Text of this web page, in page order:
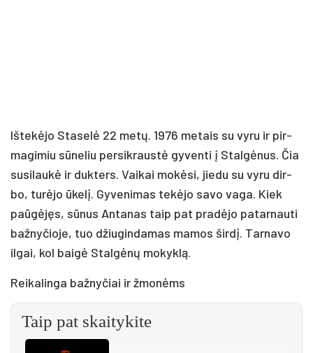
Iš­te­kė­jo Sta­se­lė 22 me­tų. 1976 me­tais su vy­ru ir pir­
ma­gi­miu sū­ne­liu per­si­kraus­tė gy­ven­ti į Stal­gė­nus. Čia
su­si­lau­kė ir duk­ters. Vai­kai mo­kė­si, jie­du su vy­ru dir­
bo, tu­rė­jo ūke­lį. Gy­ve­ni­mas te­kė­jo sa­vo va­ga. Kiek
paū­gė­jęs, sū­nus An­ta­nas taip pat pra­dė­jo pa­tar­nau­ti
baž­ny­čio­je, tuo džiu­gin­da­mas ma­mos šir­dį. Tar­na­vo
il­gai, kol bai­gė Stal­gė­nų mo­kyk­lą.
Rei­ka­lin­ga baž­ny­čiai ir žmo­nėms
Taip pat skaitykite